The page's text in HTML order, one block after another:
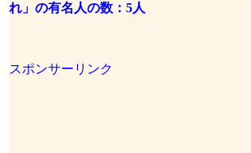
れ」の有名人の数：5人
スポンサーリンク